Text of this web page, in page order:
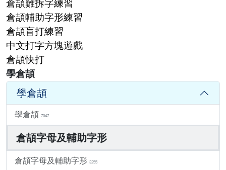
倉頡難拆字練習
倉頡輔助字形練習
倉頡盲打練習
中文打字方塊遊戲
倉頡快打
學倉頡
學倉頡
學倉頡 7047
倉頡字母及輔助字形
倉頡字母及輔助字形 3255